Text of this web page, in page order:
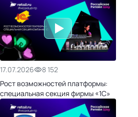
17.07.2026
8 152
Рост возможностей платформы:
специальная секция фирмы «1С»